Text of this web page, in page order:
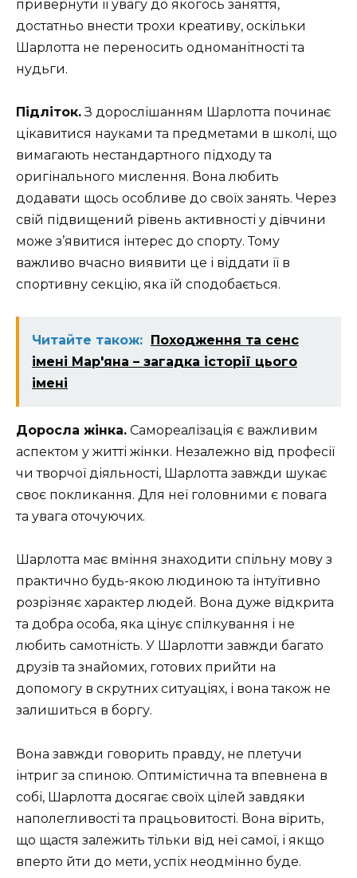
привернути її увагу до якогось заняття,
достатньо внести трохи креативу, оскільки
Шарлотта не переносить одноманітності та
нудьги.
Підліток.З дорослішанням Шарлотта починає
цікавитися науками та предметами в школі, що
вимагають нестандартного підходу та
оригінального мислення. Вона любить
додавати щось особливе до своїх занять. Через
свій підвищений рівень активності у дівчини
може з’явитися інтерес до спорту. Тому
важливо вчасно виявити це і віддати її в
спортивну секцію, яка їй сподобається.
Читайте також:
Походження та сенс
імені Мар'яна – загадка історії цього
імені
Доросла жінка. Самореалізація є важливим
аспектом у житті жінки. Незалежно від професії
чи творчої діяльності, Шарлотта завжди шукає
своє покликання. Для неї головними є повага
та увага оточуючих.
Шарлотта має вміння знаходити спільну мову з
практично будь-якою людиною та інтуїтивно
розрізняє характер людей. Вона дуже відкрита
та добра особа, яка цінує спілкування і не
любить самотність. У Шарлотти завжди багато
друзів та знайомих, готових прийти на
допомогу в скрутних ситуаціях, і вона також не
залишиться в боргу.
Вона завжди говорить правду, не плетучи
інтриг за спиною. Оптимістична та впевнена в
собі, Шарлотта досягає своїх цілей завдяки
наполегливості та працьовитості. Вона вірить,
що щастя залежить тільки від неї самої, і якщо
вперто йти до мети, успіх неодмінно буде.